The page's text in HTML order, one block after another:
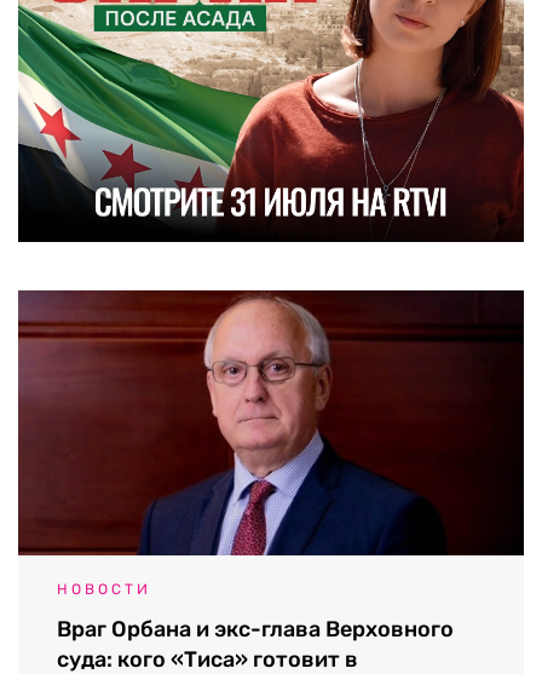
НОВОСТИ
Враг Орбана и экс-глава Верховного
суда: кого «Тиса» готовит в